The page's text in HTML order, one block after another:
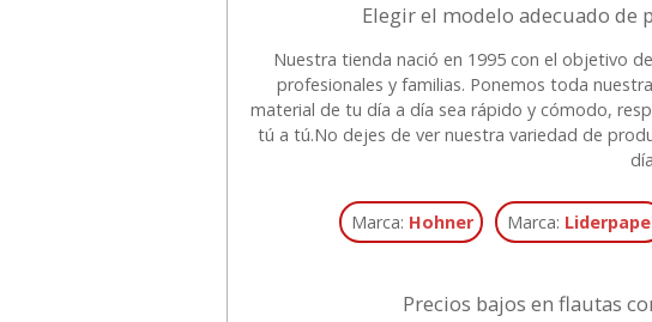
Elegir el modelo adecuado de
Nuestra tienda nació en 1995 con el objetivo
profesionales y familias. Ponemos toda
material de tu día a día sea rápido y cómodo,
tú a tú.No dejes de ver nuestra variedad de
Marca: Hohner Marca:
Precios bajos en flautas